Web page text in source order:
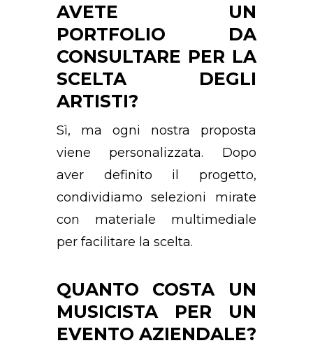
AVETE UN
PORTFOLIO DA
CONSULTARE PER LA
SCELTA DEGLI
ARTISTI?
Sì, ma ogni nostra proposta
viene personalizzata. Dopo
aver definito il progetto,
condividiamo selezioni mirate
con materiale multimediale
per facilitare la scelta.
QUANTO COSTA UN
MUSICISTA PER UN
EVENTO AZIENDALE?